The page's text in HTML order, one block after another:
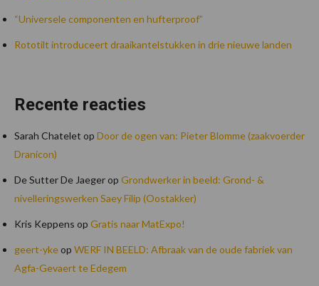
“Universele componenten en hufterproof”
Rototilt introduceert draaikantelstukken in drie nieuwe landen
Recente reacties
Sarah Chatelet op Door de ogen van: Pieter Blomme (zaakvoerder
Dranicon)
De Sutter De Jaegerop Grondwerker in beeld: Grond- &
nivelleringswerken Saey Filip (Oostakker)
Kris Keppens op Gratis naar MatExpo!
geert-ykeop WERF IN BEELD: Afbraak van de oude fabriek van
Agfa-Gevaert te Edegem